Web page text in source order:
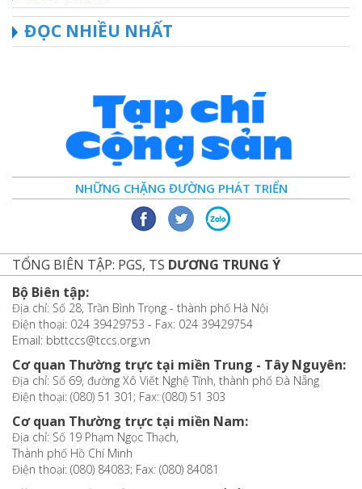
ĐỌC NHIỀU NHẤT
NHỮNG CHẶNG ĐƯỜNG PHÁT TRIỂN
TỔNG BIÊN TẬP: PGS, TS DƯƠNG TRUNG Ý
Bộ Biên tập:
Địa chỉ: Số 28, Trần Bình Trọng - thành phố Hà Nội
Điện thoại: 024 39429753 - Fax: 024 39429754
Email: bbttccs@tccs.org.vn
Cơ quan Thường trực tại miền Trung - Tây Nguyên:
Địa chỉ: Số 69, đường Xô Viết Nghệ Tĩnh, thành phố Đà Nẵng
Điện thoại: (080) 51 301; Fax: (080) 51 303
Cơ quan Thường trực tại miền Nam:
Địa chỉ: Số 19 Phạm Ngọc Thạch,
Thành phố Hồ Chí Minh
Điện thoại: (080) 84083; Fax: (080) 84081